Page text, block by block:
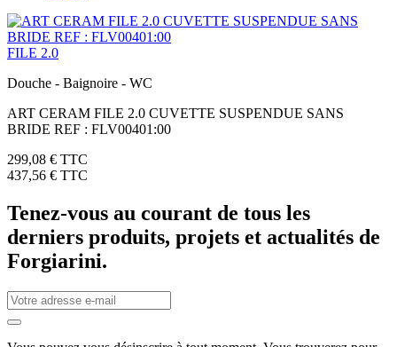
FILE 2.0
Douche - Baignoire - WC
ART CERAM FILE 2.0 CUVETTE SUSPENDUE SANS
BRIDE REF : FLV00401:00
299,08 € TTC
437,56 € TTC
Tenez-vous au courant de tous les
derniers produits, projets et actualités de
Forgiarini.